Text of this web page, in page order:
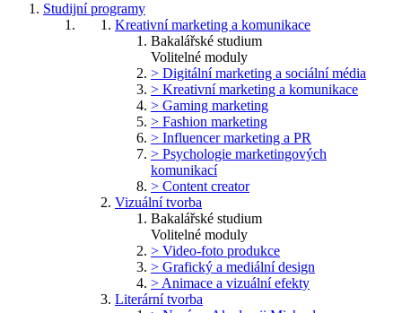
Studijní programy
Kreativní marketing a komunikace
Bakalářské studium
Volitelné moduly
> Digitální marketing a sociální média
> Kreativní marketing a komunikace
> Gaming marketing
> Fashion marketing
> Influencer marketing a PR
> Psychologie marketingových
komunikací
> Content creator
Vizuální tvorba
Bakalářské studium
Volitelné moduly
> Video-foto produkce
> Grafický a mediální design
> Animace a vizuální efekty
Literární tvorba